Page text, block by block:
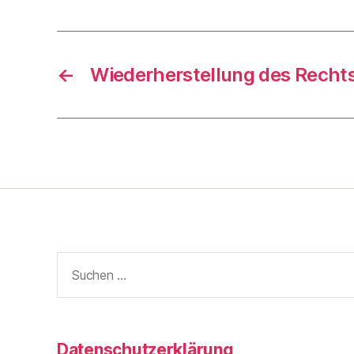
← Wiederherstellung des
nach:
Datenschutzerklärung